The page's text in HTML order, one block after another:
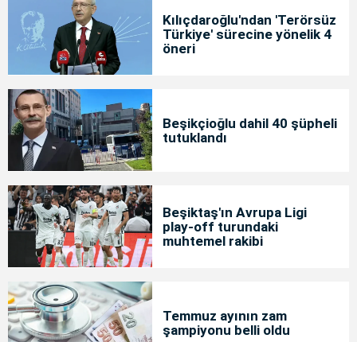
Kılıçdaroğlu'ndan 'Terörsüz
Türkiye' sürecine yönelik 4
öneri
Beşikçioğlu dahil 40 şüpheli
tutuklandı
Beşiktaş'ın Avrupa Ligi
play-off turundaki
muhtemel rakibi
Temmuz ayının zam
şampiyonu belli oldu